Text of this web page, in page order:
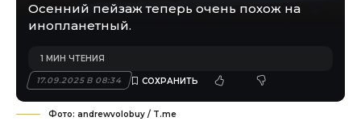
Осенний пейзаж теперь очень похож на
инопланетный.
17.09.2025 В 08:34
1 МИН ЧТЕНИЯ
Фото: andrewvolobuy / T.me